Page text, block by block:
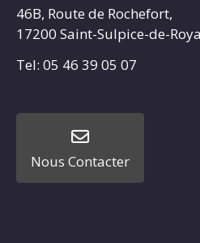
46B, Route de Rochefort,
17200 Saint-Sulpice-de-
Tel: 05 46 39 05 07
Nous Contacter